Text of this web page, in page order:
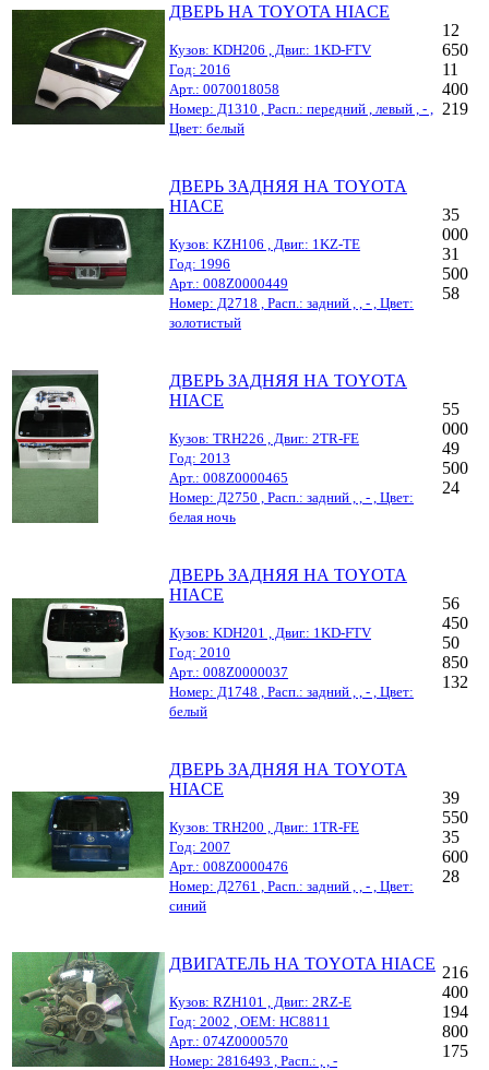
ДВЕРЬ НА TOYOTA HIACE
Кузов: KDH206 , Двиг.: 1KD-FTV
Год: 2016
Арт.: 0070018058
Номер: Д1310 , Расп.: передний , левый , - ,
Цвет: белый
12
650
11
400
219
ДВЕРЬ ЗАДНЯЯ НА TOYOTA
HIACE
Кузов: KZH106 , Двиг.: 1KZ-TE
Год: 1996
Арт.: 008Z0000449
Номер: Д2718 , Расп.: задний , , - , Цвет:
золотистый
35
000
31
500
58
ДВЕРЬ ЗАДНЯЯ НА TOYOTA
HIACE
Кузов: TRH226 , Двиг.: 2TR-FE
Год: 2013
Арт.: 008Z0000465
Номер: Д2750 , Расп.: задний , , - , Цвет:
белая ночь
55
000
49
500
24
ДВЕРЬ ЗАДНЯЯ НА TOYOTA
HIACE
Кузов: KDH201 , Двиг.: 1KD-FTV
Год: 2010
Арт.: 008Z0000037
Номер: Д1748 , Расп.: задний , , - , Цвет:
белый
56
450
50
850
132
ДВЕРЬ ЗАДНЯЯ НА TOYOTA
HIACE
Кузов: TRH200 , Двиг.: 1TR-FE
Год: 2007
Арт.: 008Z0000476
Номер: Д2761 , Расп.: задний , , - , Цвет:
синий
39
550
35
600
28
ДВИГАТЕЛЬ НА TOYOTA HIACE
Кузов: RZH101 , Двиг.: 2RZ-E
Год: 2002 , OEM: HC8811
Арт.: 074Z0000570
Номер: 2816493 , Расп.: , , -
216
400
194
800
175